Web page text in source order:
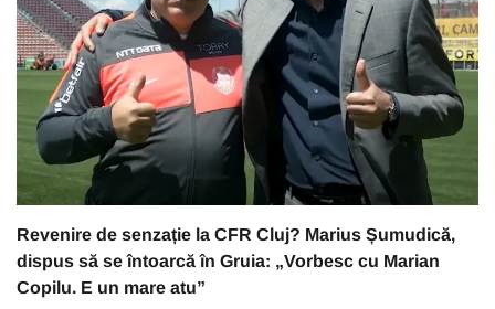
Revenire de senzație la CFR Cluj? Marius Șumudică,
dispus să se întoarcă în Gruia: „Vorbesc cu Marian
Copilu. E un mare atu”